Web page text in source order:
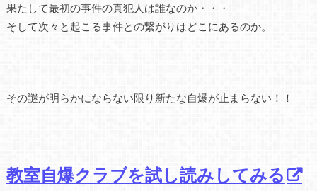
果たして最初の事件の真犯人は誰なのか・・・
そして次々と起こる事件との繋がりはどこにあるのか。
その謎が明らかにならない限り新たな自爆が止まらない！！
教室自爆クラブを試し読みしてみる